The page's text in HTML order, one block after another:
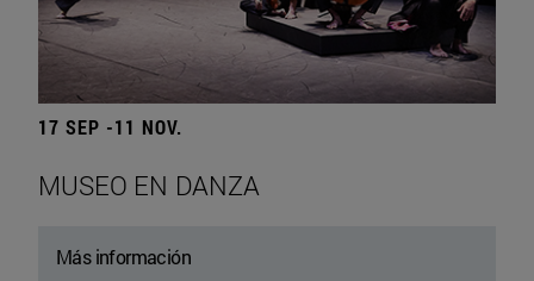
17 SEP -11 NOV.
MUSEO EN DANZA
Más información